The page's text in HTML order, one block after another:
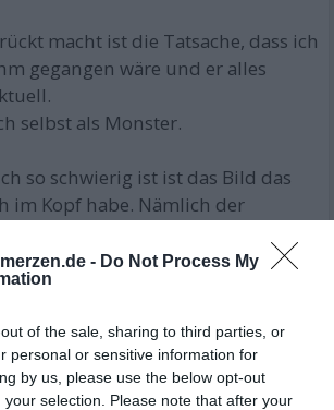
- Do Not Process My
of the sale, sharing to third parties, or
personal or sensitive information for
by us, please use the below opt-out
selection. Please note that after your
macht ist die Tatsache, dass ich
gegangen wäre und er alles
selbst als Monster.
so schwierig ist ist das Bild das
im Kopf habe. Nämlich der
das Verhalten jetzt damit einfach
und lässt mich schier wahnsinnig